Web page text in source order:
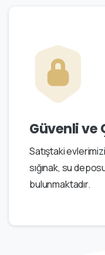
Güvenli ve
Satıştaki
sığınak, su
bulunmaktadır.